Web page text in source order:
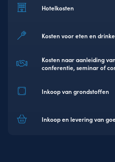
Hotelkosten
Kosten voor eten en
Kosten naar aanleiding
conferentie, seminar of
Inkoop van grondstoffen
Inkoop en levering van